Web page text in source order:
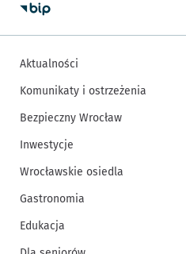
Aktualności
Komunikaty i ostrzeżenia
Bezpieczny Wrocław
Inwestycje
Wrocławskie osiedla
Gastronomia
Edukacja